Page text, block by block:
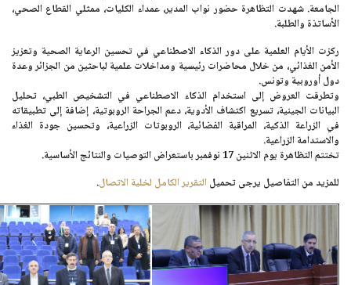
الجامعة. شهدت التظاهرة حضور نواب المدير، عمداء الكليات، ممثلي القطاع الصحي،
الأساتذة والطلبة.
ركزت الأيام العلمية على دور الذكاء الاصطناعي في تحسين الرعاية الصحية وتعزيز
الأمن الغذائي، من خلال محاضرات رئيسية ومداخلات علمية لباحثين من الجزائر وعدة
دول أوروبية وتونس.
وتطرقت العروض إلى استخدام الذكاء الاصطناعي في التشخيص الطبي، تحليل
البيانات الجينية، تسريع اكتشاف الأدوية، دعم الجراحة الروبوتية، إضافة إلى تطبيقاته
في الزراعة الذكية، المراقبة الفضائية، الروبوتات الزراعية، وتحسين جودة الغذاء
والاستدامة الزراعية.
تختتم التظاهرة يومالاثنين 17 نوفمبر
باستعراض التوصيات والنتائج الأساسية.
للمزيد من التفاصيل يرجى تحميلالتقرير الكامل لخلية الاتصال.